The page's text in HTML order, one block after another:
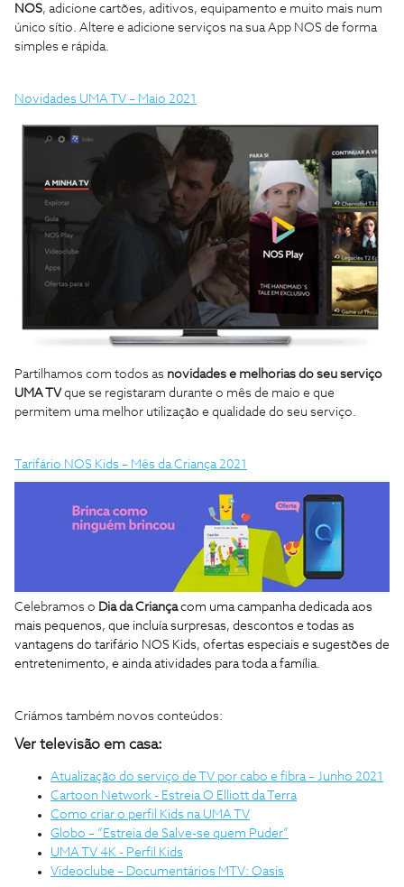
NOS, adicione cartões, aditivos, equipamento e muito mais num
único sítio. Altere e adicione serviços na sua App NOS de forma
simples e rápida.
Novidades UMA TV – Maio 2021
Partilhamos com todos as novidades e melhorias do seu serviço
UMA TV que se registaram durante o mês de maio e que
permitem uma melhor utilização e qualidade do seu serviço.
Tarifário NOS Kids – Mês da Criança 2021
Celebramos o Dia da Criançacom uma campanha dedicada aos
mais pequenos, que incluíasurpresas, descontos e todas as
vantagens do tarifário NOS Kids, ofertas especiais e sugestões de
entretenimento, e ainda atividades para toda a família.
Criámos também novos conteúdos:
Ver televisão em casa:
Atualização do serviço de TV por cabo e fibra – Junho 2021
Cartoon Network - Estreia O Elliott da Terra
Como criar o perfil Kids na UMA TV
Globo – “Estreia de Salve-se quem Puder”
UMA TV 4K - Perfil Kids
Videoclube – Documentários MTV: Oasis